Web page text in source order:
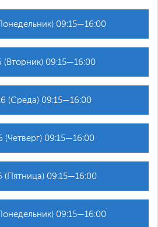
09:15—16:00
(Вторник) 09:15—16:00
(Среда) 09:15—16:00
(Четверг) 09:15—16:00
(Пятница) 09:15—16:00
09:15—16:00